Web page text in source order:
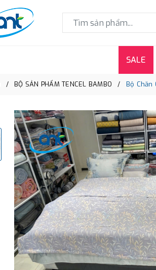
SALE
BỘ SẢN PHẨM TENCEL BAMBO Bộ Chăn